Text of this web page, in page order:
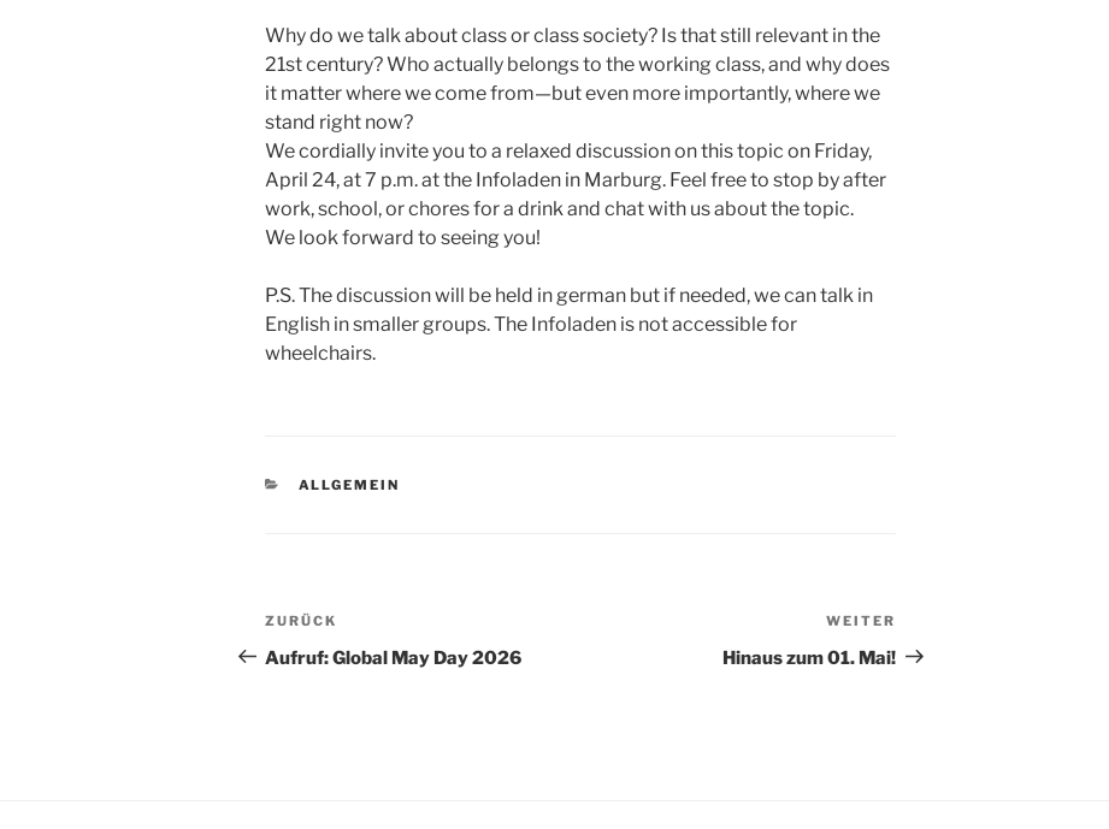
Why do we talk about class or class society? Is that still relevant in the
21st century? Who actually belongs to the working class, and why does
it matter where we come from—but even more importantly, where we
stand right now?
We cordially invite you to a relaxed discussion on this topic on Friday,
April 24, at 7 p.m. at the Infoladen in Marburg. Feel free to stop by after
work, school, or chores for a drink and chat with us about the topic.
We look forward to seeing you!
P.S. The discussion will be held in german but if needed, we can talk in
English in smaller groups. The Infoladen is not accessible for
wheelchairs.
KATEGORIEN
ALLGEMEIN
Beitragsnavigation
Vorheriger
Beitrag
ZURÜCK
Aufruf: Global May Day 2026
Beitrag
WEITER
Hinaus zum 01. Mai!